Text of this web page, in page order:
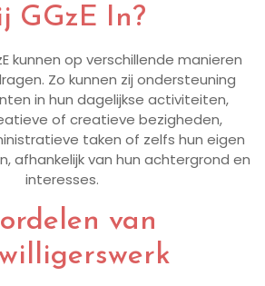
GGzE In?
kunnen op verschillende manieren
Zo kunnen zij ondersteuning
in hun dagelijkse activiteiten,
of creatieve bezigheden,
taken of zelfs hun eigen
afhankelijk van hun achtergrond en
interesses.
van